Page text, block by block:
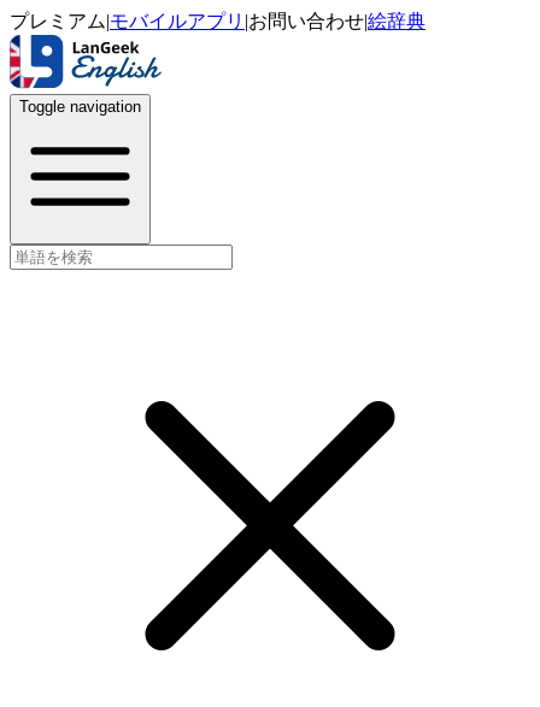
プレミアム|モバイルアプリ |お問い合わせ|絵辞典
Toggle navigation